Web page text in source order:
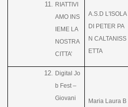
RIATTIVI
AMO INS
IEME LA
NOSTRA
CITTA’
A.S.D L'ISOLA
DI PETER PA
N CALTANISS
ETTA
Digital Jo
b Fest –
Giovani
Maria Laura B